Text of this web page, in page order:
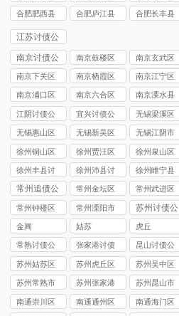
讨债公司
讨债公司
讨债公司
合肥肥西县
讨债公司
合肥庐江县
合肥长丰县
江苏讨债公
司
南京讨债公
司
南京鼓楼区
讨债公司
南京玄武区
讨债公司
南京下关区
讨债公司
南京栖霞区
讨债公司
南京江宁区
讨债公司
南京浦口区
讨债公司
南京六合区
讨债公司
南京溧水县
讨债公司
江阴讨债公
司
宜兴讨债公
司
无锡梁溪区
讨债公司
无锡惠山区
讨债公司
无锡新吴区
讨债公司
无锡江阴市
讨债公司
徐州铜山区
讨债公司
徐州贾汪区
讨债公司
徐州泉山区
讨债公司
徐州丰县讨
债公司
徐州沛县讨
债公司
徐州睢宁县
讨债公司
常州追债公
司
常州金坛区
讨债公司
常州武进区
讨债公司
常州钟楼区
讨债公司
常州溧阳市
讨债公司
苏州讨债公
司
金阊 姑苏 虎丘
常熟讨债公
司
张家港讨债
公司
昆山讨债公
司
苏州姑苏区
讨债公司
苏州虎丘区
讨债公司
苏州吴中区
讨债公司
苏州常熟市
讨债公司
苏州张家港
市讨债公司
苏州昆山市
讨债公司
南通崇川区
南通通州区
南通海门区